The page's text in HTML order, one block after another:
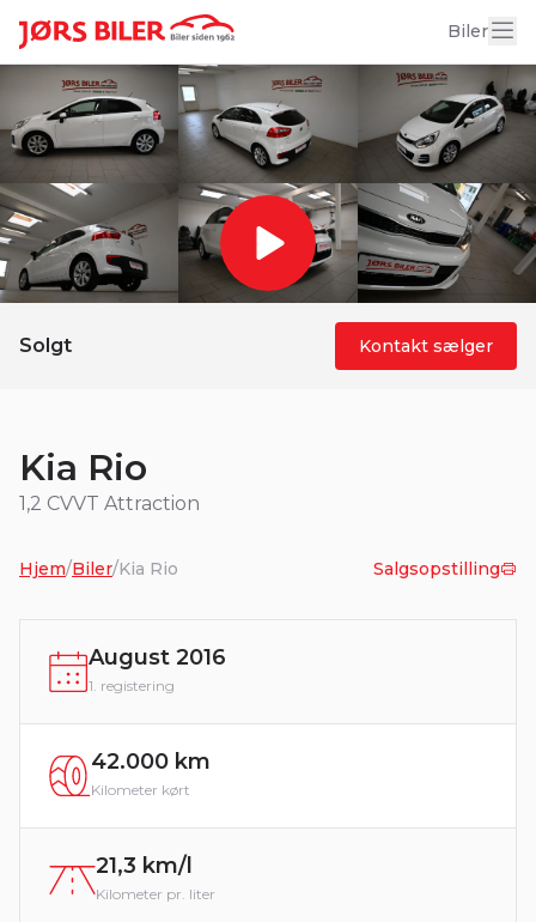
Biler
17 billeder
Solgt Kontakt sælger
Kia Rio
1,2 CVVT Attraction
Hjem/Biler/Kia Rio Salgsopstilling
August 2016
1. registering
42.000 km
Kilometer kørt
21,3 km/l
Kilometer pr. liter